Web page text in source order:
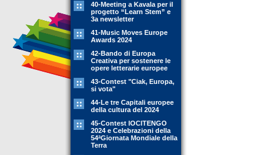
40-Meeting a Kavala per il
progetto “Learn Stem” e
3a newsletter
41-Music Moves Europe
Awards 2024
42-Bando di Europa
Creativa per sostenere le
opere letterarie europee
43-Contest "Ciak, Europa,
si vota"
44-Le tre Capitali europee
della cultura del 2024
45-Contest IOCITENGO
2024 e Celebrazioni della
54ªGiornata Mondiale della
Terra